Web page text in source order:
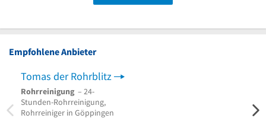
Empfohlene Anbieter
Tomas der Rohrblitz
Rohrreinigung – 24-
Stunden-Rohrreinigung,
Rohrreiniger in Göppingen